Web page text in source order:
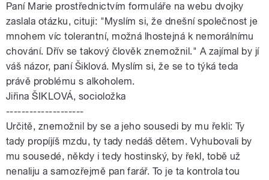
Paní Marie prostřednictvím formuláře na webu dvojky
zaslala otázku, cituji: "Myslím si, že dnešní společnost je
mnohem víc tolerantní, možná lhostejná k nemorálnímu
chování. Dřív se takový člověk znemožnil." A zajímal by jí
váš názor, paní Šiklová. Myslím si, že se to týká teda
právě problému s alkoholem.
Jiřina ŠIKLOVÁ, socioložka
--------------------
Určitě, znemožnil by se a jeho sousedi by mu řekli: Ty
tady propíjíš mzdu, ty tady nedáš dětem. Vyhubovali by
mu sousedé, někdy i tedy hostinský, by řekl, tobě už
nenaliju a samozřejmě pan farář. To je ta kontrola tou